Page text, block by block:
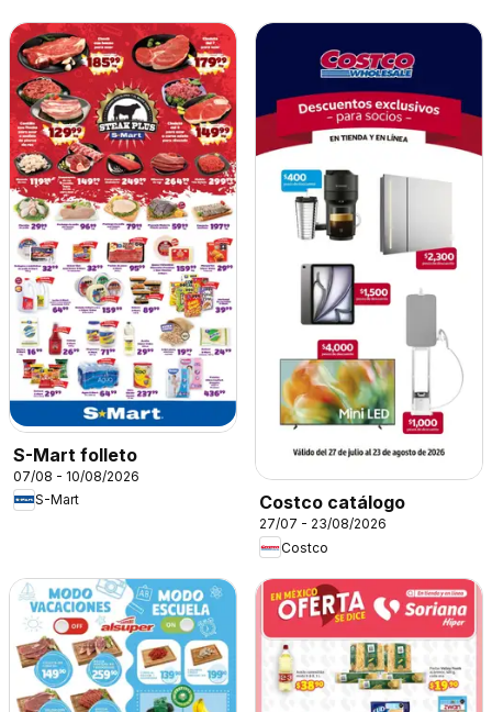
S-Mart folleto
07/08 - 10/08/2026
S-Mart
Costco catálogo
27/07 - 23/08/2026
Costco